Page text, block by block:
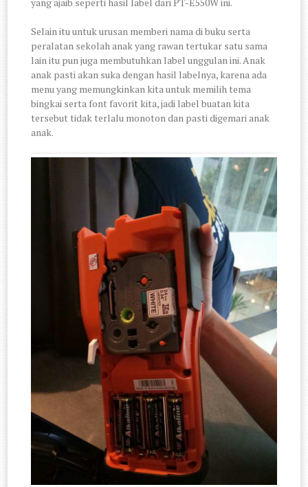
Selain itu untuk urusan memberi nama di buku serta
peralatan sekolah anak yang rawan tertukar satu sama
lain itu pun juga membutuhkan label unggulan ini. Anak
anak pasti akan suka dengan hasil labelnya, karena ada
menu yang memungkinkan kita untuk memilih tema
bingkai serta font favorit kita, jadi label buatan kita
tersebut tidak terlalu monoton dan pasti digemari anak
anak.